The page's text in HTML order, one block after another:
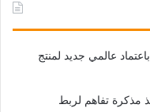
عالمي جديد لمنتج
مذكرة تفاهم لربط